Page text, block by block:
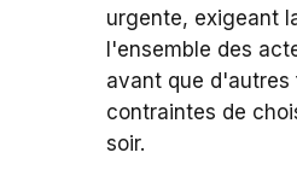
urgente, exigeant
l'ensemble des
avant que d'autres
contraintes de
soir.